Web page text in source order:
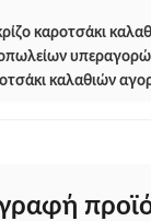
καροτσάκι
καλαθιών